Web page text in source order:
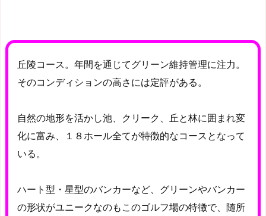
丘陵コース。年間を通じてグリーン維持管理に注力。
そのコンディションの高さには定評がある。
自然の地形を活かし池、クリーク、丘と林に囲まれ変
化に富み、１８ホール全てが特徴的なコースとなって
いる。
ハート型・星型のバンカーなど、グリーンやバンカー
の形状がユニークなのもこのゴルフ場の特徴で、随所